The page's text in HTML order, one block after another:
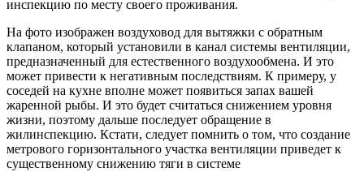
инспекцию по месту своего проживания.
На фото изображен воздуховод для вытяжки с обратным
клапаном, который установили в канал системы вентиляции,
предназначенный для естественного воздухообмена. И это
может привести к негативным последствиям. К примеру, у
соседей на кухне вполне может появиться запах вашей
жаренной рыбы. И это будет считаться снижением уровня
жизни, поэтому дальше последует обращение в
жилинспекцию. Кстати, следует помнить о том, что создание
метрового горизонтального участка вентиляции приведет к
существенному снижению тяги в системе